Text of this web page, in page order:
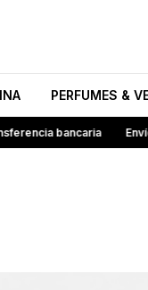
PERFUMES &
bancaria Envío